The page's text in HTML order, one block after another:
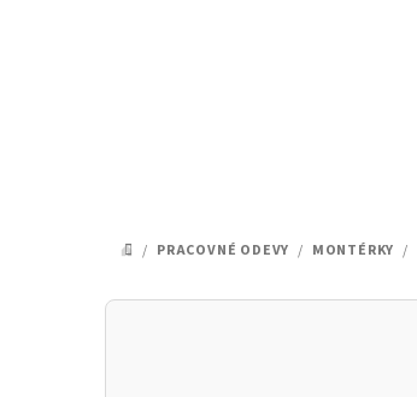
DOMOV
/ PRACOVNÉ ODEVY / MONTÉRKY /
B